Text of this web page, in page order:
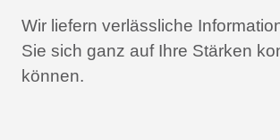
Wir liefern verlässliche
Sie sich ganz auf Ihre Stärken
können.